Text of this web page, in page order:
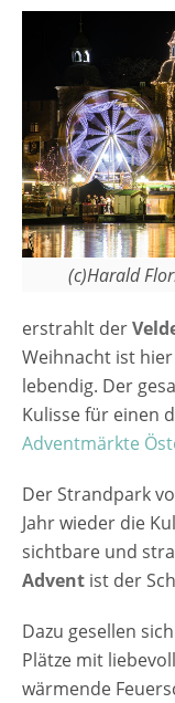
sowie 08.
Uhr…
(c)Harald
erstrahlt der
Weihnacht ist
lebendig. Der
Kulisse für einen
Adventmärkte
Der Strandpark
Jahr wieder die
sichtbare und
Advent ist der
Dazu gesellen
Plätze mit
wärmende